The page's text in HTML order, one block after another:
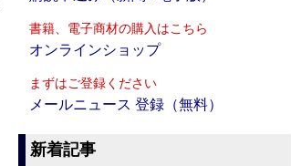
書籍、電子商材の購入はこちら
オンラインショップ
まずはご登録ください
メールニュース 登録（無料）
新着記事